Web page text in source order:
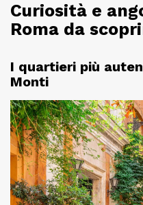
Curiosità e
Roma da
I quartieri più
Monti